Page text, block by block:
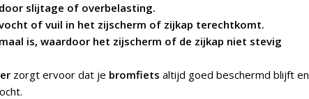
slijtage of overbelasting.
of vuil in het zijscherm of zijkap terechtkomt.
is, waardoor het zijscherm of de zijkap niet stevig
zorgt ervoor dat je bromfiets altijd goed beschermd blijft en